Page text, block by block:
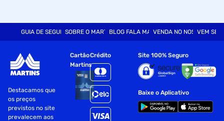
GUIA DE SEGURANÇASOBRE O MARTINSBLOG FALA MARTVENDA NO NOSSO SITE
VEM SER
Destacamos que
os preços
previstos no site
prevalecem aos
Cartão
Martins
Crédito Site 100% Seguro
Baixe o Aplicativo